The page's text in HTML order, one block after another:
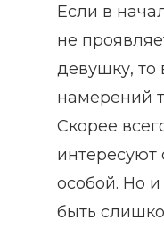
Если в
не
девушку, то
намерений
Скорее
особой. Но
быть